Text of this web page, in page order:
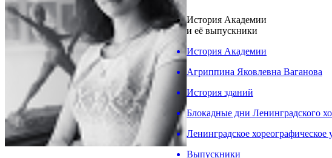
История Академии
и её выпускники
История Академии
Агриппина Яковлевна Ваганова
История зданий
Блокадные дни Ленинградского
Ленинградское
Выпускники